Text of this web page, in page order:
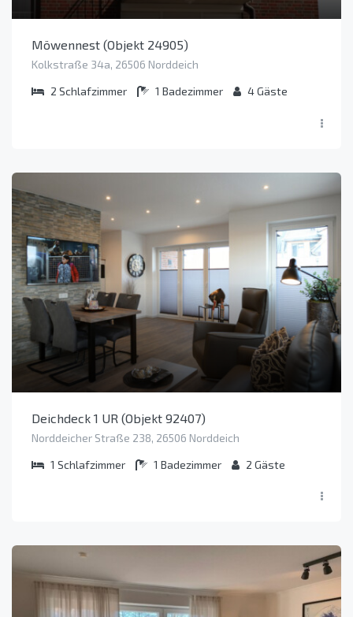
Möwennest (Objekt 24905)
Kolkstraße 34a, 26506 Norddeich
2 Schlafzimmer 1 Badezimmer 4Gäste
Deichdeck 1 UR (Objekt 92407)
Norddeicher Straße 238, 26506 Norddeich
1 Schlafzimmer 1 Badezimmer 2 Gäste